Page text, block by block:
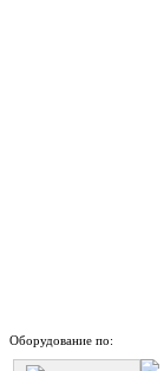
Оборудование по: